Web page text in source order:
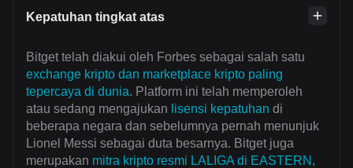
Kepatuhan tingkat atas
Bitget telah diakui oleh Forbes sebagai salah satu
exchange kripto dan marketplace kripto paling
tepercaya di dunia. Platform ini telah memperoleh
atau sedang mengajukan lisensi kepatuhan di
beberapa negara dan sebelumnya pernah menunjuk
Lionel Messi sebagai duta besarnya. Bitget juga
merupakan mitra kripto resmi LALIGA di EASTERN,